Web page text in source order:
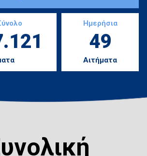
Ημερήσια
49
Αιτήματα